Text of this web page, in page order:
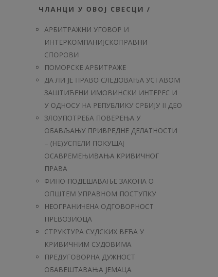
ЧЛАНЦИ У ОВОЈ СВЕСЦИ /
АРБИТРАЖНИ УГОВОР И
ИНТЕРКОМПАНИЈСКОПРАВНИ
СПОРОВИ
ПОМОРСКЕ АРБИТРАЖЕ
ДА ЛИ ЈЕ ПРАВО СЛЕДОВАЊА УСТАВОМ
ЗАШТИЋЕНИ ИМОВИНСКИ ИНТЕРЕС И
У ОДНОСУ НА РЕПУБЛИКУ СРБИЈУ II ДЕО
ЗЛОУПОТРЕБА ПОВЕРЕЊА У
ОБАВЉАЊУ ПРИВРЕДНЕ ДЕЛАТНОСТИ
– (НЕ)УСПЕЛИ ПОКУШАЈ
ОСАВРЕМЕЊИВАЊА КРИВИЧНОГ
ПРАВА
ФИНО ПОДЕШАВАЊЕ ЗАКОНА О
ОПШТЕМ УПРАВНОМ ПОСТУПКУ
НЕОГРАНИЧЕНА ОДГОВОРНОСТ
ПРЕВОЗИОЦА
СТРУКТУРА СУДСКИХ ВЕЋА У
КРИВИЧНИМ СУДОВИМА
ПРЕДУГОВОРНА ДУЖНОСТ
ОБАВЕШТАВАЊА ЈЕМАЦА